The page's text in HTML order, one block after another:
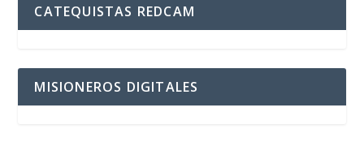
CATEQUISTAS REDCAM
MISIONEROS DIGITALES